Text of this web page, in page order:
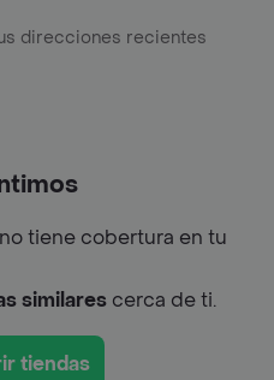
direcciones recientes
tiene cobertura en tu
similarescerca de ti.
tiendas